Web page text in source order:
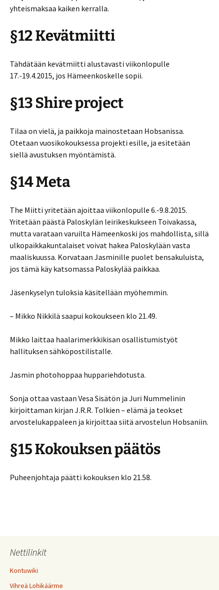
yhteismaksaa kaiken kerralla.
§12 Kevätmiitti
Tähdätään kevätmiitti alustavasti viikonlopulle
17.-19.4.2015, jos Hämeenkoskelle sopii.
§13 Shire project
Tilaa on vielä, ja paikkoja mainostetaan Hobsanissa.
Otetaan vuosikokouksessa projekti esille, ja esitetään
siellä avustuksen myöntämistä.
§14 Meta
The Miitti yritetään ajoittaa viikonlopulle 6.-9.8.2015.
Yritetään päästä Paloskylän leirikeskukseen Toivakassa,
mutta varataan varuilta Hämeenkoski jos mahdollista, sillä
ulkopaikkakuntalaiset voivat hakea Paloskylään vasta
maaliskuussa. Korvataan Jasminille puolet bensakuluista,
jos tämä käy katsomassa Paloskylää paikkaa.
Jäsenkyselyn tuloksia käsitellään myöhemmin.
– Mikko Nikkilä saapui kokoukseen klo 21.49.
Mikko laittaa haalarimerkkikisan osallistumistyöt
hallituksen sähköpostilistalle.
Jasmin photohoppaa huppariehdotusta.
Sonja ottaa vastaan Vesa Sisätön ja Juri Nummelinin
kirjoittaman kirjan J.R.R. Tolkien – elämä ja teokset
arvostelukappaleen ja kirjoittaa siitä arvostelun Hobsaniin.
§15 Kokouksen päätös
Puheenjohtaja päätti kokouksen klo 21.58.
Nettilinkit
Kontuwiki
Vihreä Lohikäärme